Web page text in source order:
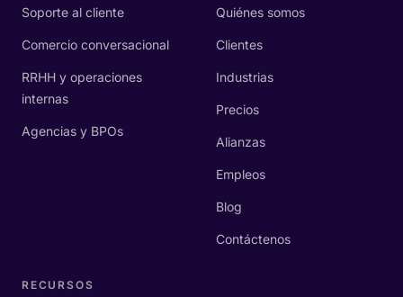
Soporte al cliente
Comercio conversacional
RRHH y operaciones
internas
Agencias y BPOs
Quiénes somos
Clientes
Industrias
Precios
Alianzas
Empleos
Blog
Contáctenos
RECURSOS